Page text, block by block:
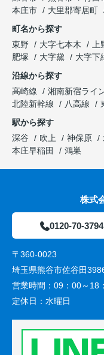
本庄市
大里郡寄居町
町名から探す
東野
大字七本木
肥塚
大字黛 大字下
沿線から探す
高崎線
湘南新宿ライ
北陸新幹線
八高線
駅から探す
深谷
吹上 神保原
本庄早稲田
鴻巣
株式
0120-70-3794
〒360-0023
埼玉県熊谷市佐谷田
営業時間： 09：00～18
定休日： 水曜日